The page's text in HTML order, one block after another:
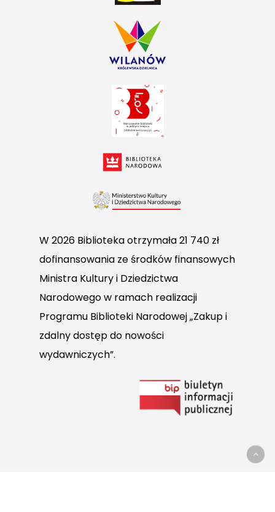
W 2026 Biblioteka otrzymała 21 740 zł
dofinansowania ze środków finansowych
Ministra Kultury i Dziedzictwa
Narodowego w ramach realizacji
Programu Biblioteki Narodowej „Zakup i
zdalny dostęp do nowości
wydawniczych”.
do